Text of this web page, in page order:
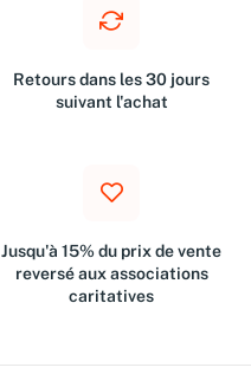
Retours dans les 30 jours
suivant l'achat
Jusqu'à 15% du prix de vente
reversé aux associations
caritatives